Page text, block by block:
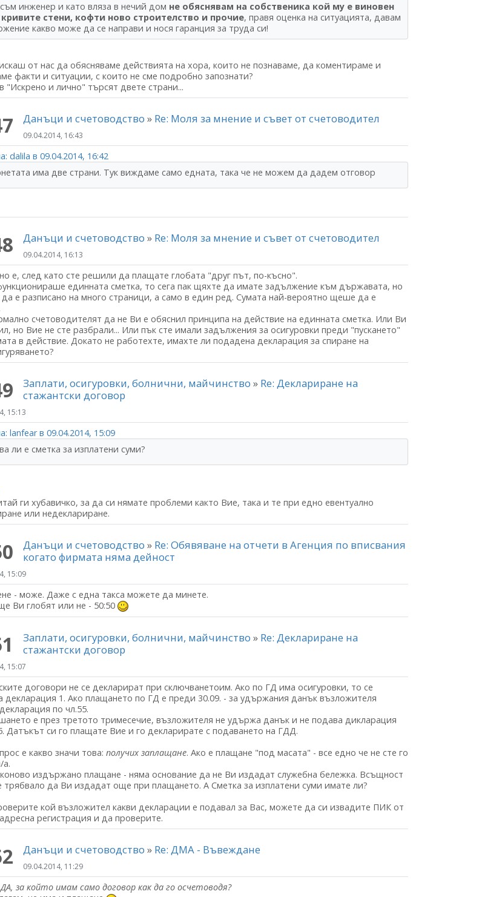
инженер и като вляза в нечий дом не обяснявам на собственика кой му е виновен
кривите стени, кофти ново строителство и прочие, правя оценка на ситуацията, давам
какво може да се направи и нося гаранция за труда си!
от нас да обясняваме действията на хора, които не познаваме, да коментираме и
факти и ситуации, с които не сме подробно запознати?
"Искрено и лично" търсят двете страни...
Данъци и счетоводство » Re: Моля за мнение и съвет от счетоводител
09.04.2014, 16:43
dalila в 09.04.2014, 16:42
има две страни. Тук виждаме само едната, така че не можем да дадем отговор
Данъци и счетоводство » Re: Моля за мнение и съвет от счетоводител
09.04.2014, 16:13
е, след като сте решили да плащате глобата "друг път, по-късно".
единната сметка, то сега пак щяхте да имате задължение към държавата, но
е разписано на много страници, а само в един ред. Сумата най-вероятно щеше да е
счетоводителят да не Ви е обяснил принципа на действие на единната сметка. Или Ви
но Вие не сте разбрали... Или пък сте имали задължения за осигуровки преди "пускането"
в действие. Докато не работехте, имахте ли подадена декларация за спиране на
Заплати, осигуровки, болнични, майчинство» Re: Деклариране на
стажантски договор
15:13
lanfear в 09.04.2014, 15:09
ли е сметка за изплатени суми?
ги хубавичко, за да си нямате проблеми както Вие, така и те при едно евентуално
или недеклариране.
Данъци и счетоводство » Re: Обявяване на отчети в Агенция по вписвания
когато фирмата няма дейност
15:09
- може. Даже с една такса можете да минете.
Ви глобят или не - 50:50
Заплати, осигуровки, болнични, майчинство» Re: Деклариране на
стажантски договор
15:07
договори не се декларират при сключванетоим. Ако по ГД има осигуровки, то се
декларация 1. Ако плащането по ГД е преди 30.09. - за удържания данък възложителя
по чл.55.
е през третото тримесечие, възложителя не удържа данък и не подава дикларация
Датъкът си го плащате Вие и го декларирате с подаването на ГДД.
е какво значи това: получих заплащане. Ако е плащане "под масата" - все едно че не сте го
а.
издържано плащане - няма основание да не Ви издадат служебна бележка. Всъщност
трябвало да Ви издадат още при плащането. А Сметка за изплатени суми имате ли?
кой възложител какви декларации е подавал за Вас, можете да си извадите ПИК от
регистрация и да проверите.
Данъци и счетоводство » Re: ДМА - Въвеждане
09.04.2014, 11:29
за който имам само договор как да го осчетоводя?